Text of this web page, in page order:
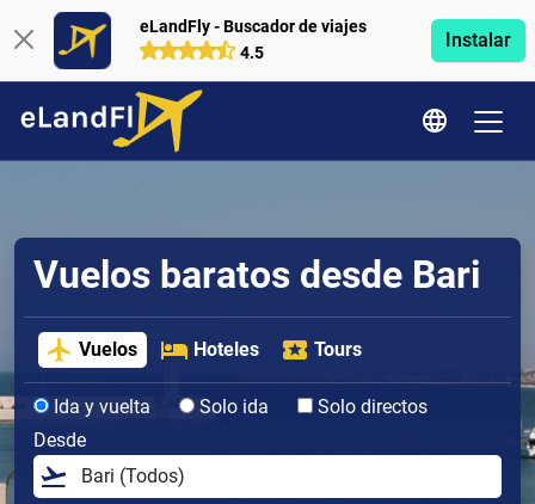
eLandFly - Buscador de viajes
4.5
Instalar
Vuelos baratos desde Bari
Vuelos Hoteles Tours
Ida y vuelta Solo ida
Solo directos
Desde